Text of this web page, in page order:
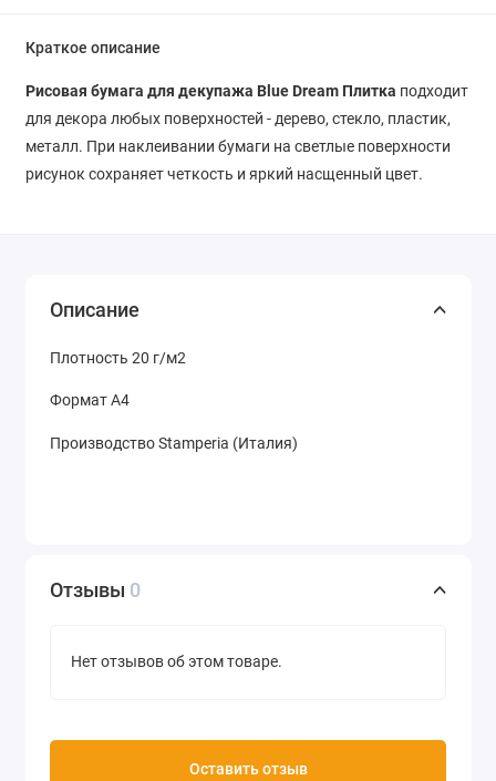
Краткое описание
Рисовая бумага для декупажа Blue Dream Плитка подходит
для декора любых поверхностей - дерево, стекло, пластик,
металл. При наклеивании бумаги на светлые поверхности
рисунок сохраняет четкость и яркий насщенный цвет.
Описание
Плотность 20 г/м2
Формат А4
Производство Stamperia (Италия)
Отзывы 0
Нет отзывов об этом товаре.
Оставить отзыв